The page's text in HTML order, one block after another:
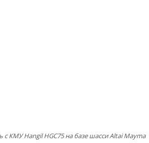
с КМУ Hangil HGC75 на базе шасси Altai Mayma